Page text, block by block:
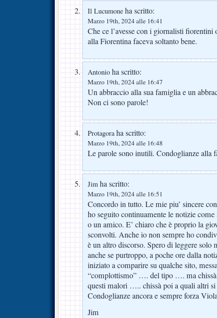
Il Lucumone ha scritto:
Marzo 19th, 2024 alle 16:41
Che ce l’avesse con i giornalisti
alla Fiorentina faceva soltanto bene.
Antonio ha scritto:
Marzo 19th, 2024 alle 16:47
Un abbraccio alla sua famiglia e un
Non ci sono parole!
Protagoraha scritto:
Marzo 19th, 2024 alle 16:48
Le parole sono inutili. Condoglianze alla
Jim ha scritto:
Marzo 19th, 2024 alle 16:51
Concordo in tutto. Le mie piu’ sincere
ho seguito continuamente le notizie come
o un amico. E’ chiaro che è proprio la
sconvolti. Anche io non sempre ho
è un altro discorso. Spero di leggere solo
anche se purtroppo, a poche ore dalla
iniziato a comparire su qualche sito,
“complottismo” …. del tipo …. ma
questi malori ….. chissà poi a quali altri
Condoglianze ancora e sempre forza
Jim